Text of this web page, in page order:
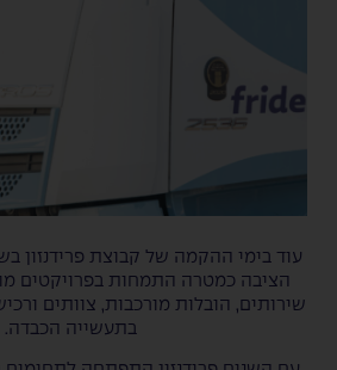
עוד בימי ההקמה של קבוצת פרידנזון
הציבה כמטרה התמחות בפרויקטים
שירותים, הובלות מורכבות, צוותים
בתעשייה הכבדה.